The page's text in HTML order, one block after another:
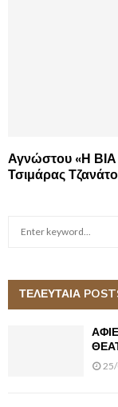
Αγνώστου «Η
Τσιμάρας
h
ΤΕΛΕΥΤΑΙΑ